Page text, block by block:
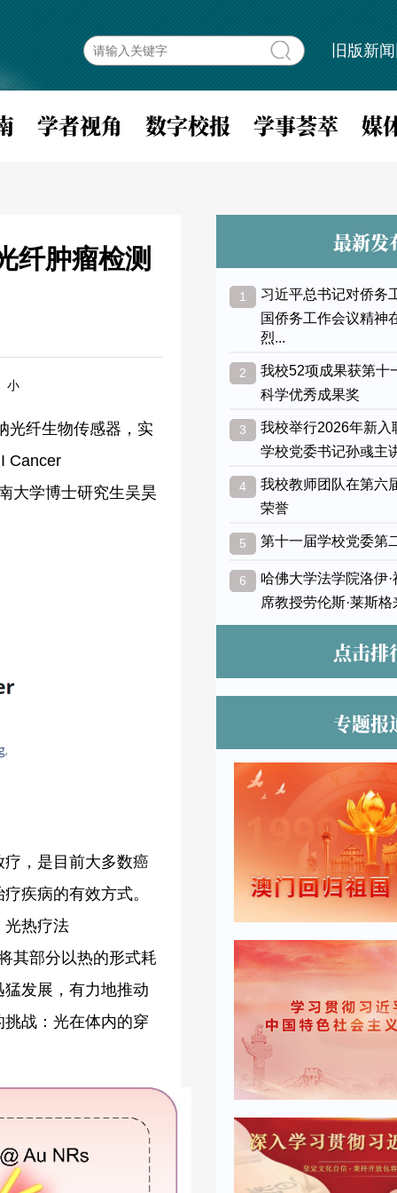
旧版新
学者视角 数字校报 学事荟萃 媒
纤肿瘤检测
小
光纤生物传感器，实
Cancer
大学博士研究生吴昊
，是目前大多数癌
疾病的有效方式。
光热疗法
其部分以热的形式耗
发展，有力地推动
战：光在体内的穿
最新发
1 习近平总书记对侨务
国侨务工作会议精神
烈...
2 我校52项成果获第十
科学优秀成果奖
3 我校举行2026年新入
学校党委书记孙彧主
4 我校教师团队在第六
荣誉
5 第十一届学校党委第
6 哈佛大学法学院洛伊
席教授劳伦斯·莱斯
点击排
专题报